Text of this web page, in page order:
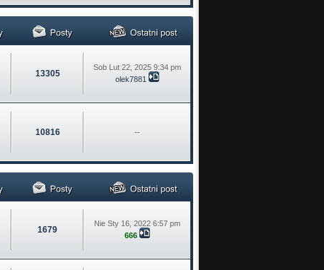
13305
Sob Lut 22, 2025 9:34 pm
olek7881
10816 --
1679
Nie Sty 16, 2022 6:57 pm
666